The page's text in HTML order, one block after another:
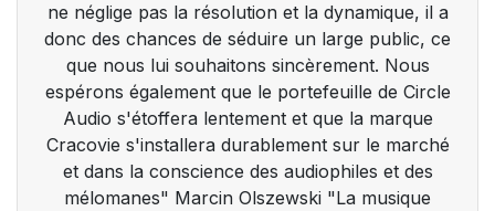
ne néglige pas la résolution et la dynamique, il a
donc des chances de séduire un large public, ce
que nous lui souhaitons sincèrement. Nous
espérons également que le portefeuille de Circle
Audio s'étoffera lentement et que la marque
Cracovie s'installera durablement sur le marché
et dans la conscience des audiophiles et des
mélomanes" Marcin Olszewski "La musique